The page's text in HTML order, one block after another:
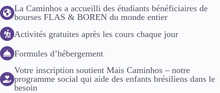
La Caminhos a accueilli des étudiants bénéficiaires de
bourses FLAS & BOREN du monde entier
Activités gratuites après les cours chaque jour
Formules d’hébergement
Votre inscription soutient Mais Caminhos – notre
programme social qui aide des enfants brésiliens dans le
besoin